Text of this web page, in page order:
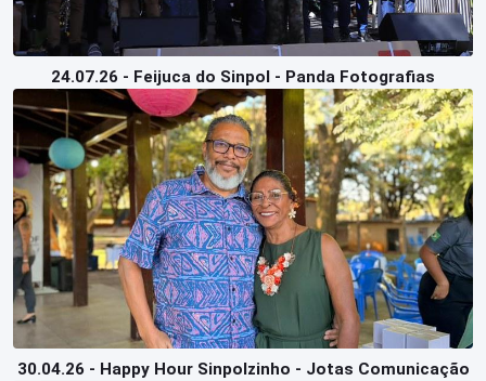
24.07.26 - Feijuca do Sinpol - Panda Fotografias
30.04.26 - Happy Hour Sinpolzinho - Jotas Comunicação